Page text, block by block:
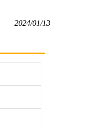
2024/01/13